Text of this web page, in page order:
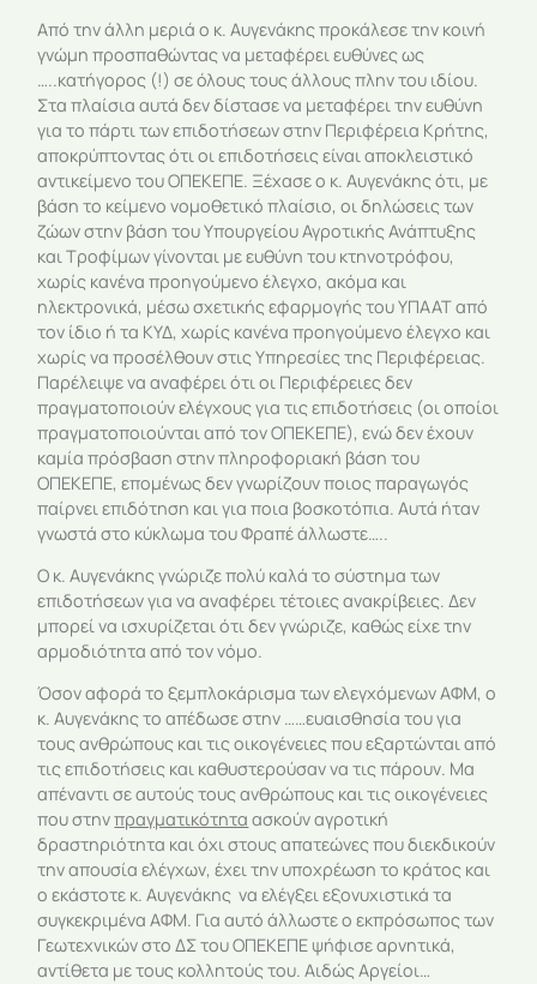
Από την άλλη μεριά ο κ. Αυγενάκης προκάλεσε την κοινή
γνώμη προσπαθώντας να μεταφέρει ευθύνες ως
…..κατήγορος (!) σε όλους τους άλλους πλην του ιδίου.
Στα πλαίσια αυτά δεν δίστασε να μεταφέρει την ευθύνη
για το πάρτι των επιδοτήσεων στην Περιφέρεια Κρήτης,
αποκρύπτοντας ότι οι επιδοτήσεις είναι αποκλειστικό
αντικείμενο του ΟΠΕΚΕΠΕ. Ξέχασε ο κ. Αυγενάκης ότι, με
βάση το κείμενο νομοθετικό πλαίσιο, οι δηλώσεις των
ζώων στην βάση του Υπουργείου Αγροτικής Ανάπτυξης
και Τροφίμων γίνονται με ευθύνη του κτηνοτρόφου,
χωρίς κανένα προηγούμενο έλεγχο, ακόμα και
ηλεκτρονικά, μέσω σχετικής εφαρμογής του ΥΠΑΑΤ από
τον ίδιο ή τα ΚΥΔ, χωρίς κανένα προηγούμενο έλεγχο και
χωρίς να προσέλθουν στις Υπηρεσίες της Περιφέρειας.
Παρέλειψε να αναφέρει ότι οι Περιφέρειες δεν
πραγματοποιούν ελέγχους για τις επιδοτήσεις (οι οποίοι
πραγματοποιούνται από τον ΟΠΕΚΕΠΕ), ενώ δεν έχουν
καμία πρόσβαση στην πληροφοριακή βάση του
ΟΠΕΚΕΠΕ, επομένως δεν γνωρίζουν ποιος παραγωγός
παίρνει επιδότηση και για ποια βοσκοτόπια. Αυτά ήταν
γνωστά στο κύκλωμα του Φραπέ άλλωστε…..
Ο κ. Αυγενάκης γνώριζε πολύ καλά το σύστημα των
επιδοτήσεων για να αναφέρει τέτοιες ανακρίβειες. Δεν
μπορεί να ισχυρίζεται ότι δεν γνώριζε, καθώς είχε την
αρμοδιότητα από τον νόμο.
Όσον αφορά το ξεμπλοκάρισμα των ελεγχόμενων ΑΦΜ, ο
κ. Αυγενάκης το απέδωσε στην ……ευαισθησία του για
τους ανθρώπους και τις οικογένειες που εξαρτώνται από
τις επιδοτήσεις και καθυστερούσαν να τις πάρουν. Μα
απέναντι σε αυτούς τους ανθρώπους και τις οικογένειες
που στηνπραγματικότητα ασκούν αγροτική
δραστηριότητα και όχι στους απατεώνες που διεκδικούν
την απουσία ελέγχων, έχει την υποχρέωση το κράτος και
ο εκάστοτε κ. Αυγενάκης να ελέγξει εξονυχιστικά τα
συγκεκριμένα ΑΦΜ. Για αυτό άλλωστε ο εκπρόσωπος των
Γεωτεχνικών στο ΔΣ του ΟΠΕΚΕΠΕ ψήφισε αρνητικά,
αντίθετα με τους κολλητούς του. Αιδώς Αργείοι…